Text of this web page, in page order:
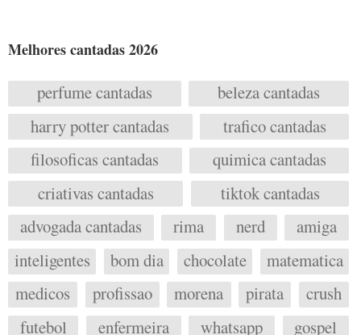
Melhores cantadas 2026
perfume cantadas
beleza cantadas
harry potter cantadas
trafico cantadas
filosoficas cantadas
quimica cantadas
criativas cantadas
tiktok cantadas
advogada cantadas
rima nerd
amiga
inteligentes
bom dia chocolate
matematica
medicos
profissao morena pirata
crush
futebol
enfermeira whatsapp gospel